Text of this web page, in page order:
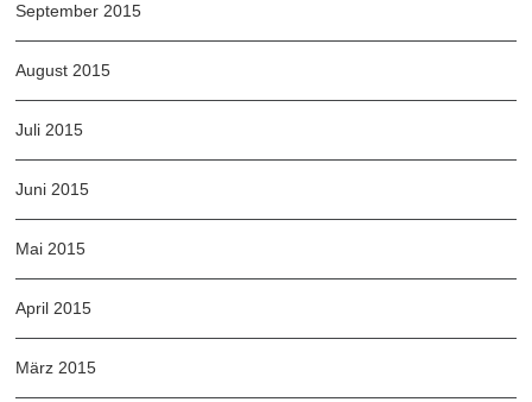
September 2015
August 2015
Juli 2015
Juni 2015
Mai 2015
April 2015
März 2015